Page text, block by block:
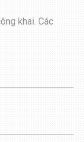
khai. Các